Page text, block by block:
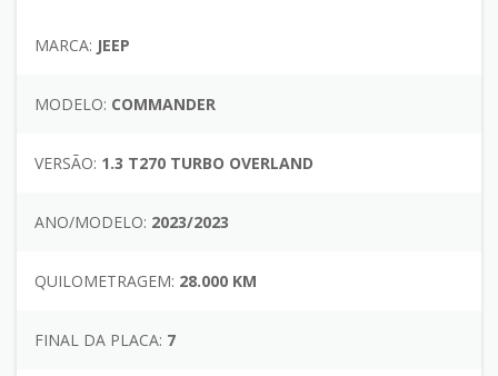
MARCA: JEEP
MODELO: COMMANDER
VERSÃO: 1.3 T270 TURBO OVERLAND
ANO/MODELO: 2023/2023
QUILOMETRAGEM: 28.000 KM
FINAL DA PLACA: 7